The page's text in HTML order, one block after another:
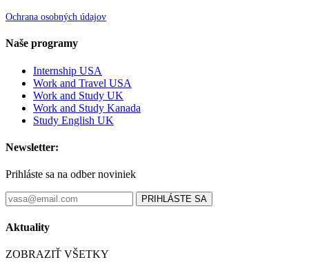
Ochrana osobných údajov
Naše programy
Internship USA
Work and Travel USA
Work and Study UK
Work and Study Kanada
Study English UK
Newsletter:
Prihláste sa na odber noviniek
PRIHLÁSTE SA
Aktuality
ZOBRAZIŤ VŠETKY